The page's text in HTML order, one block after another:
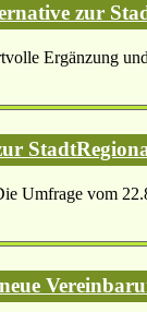
zur
Ergänzung
Umfrage vom